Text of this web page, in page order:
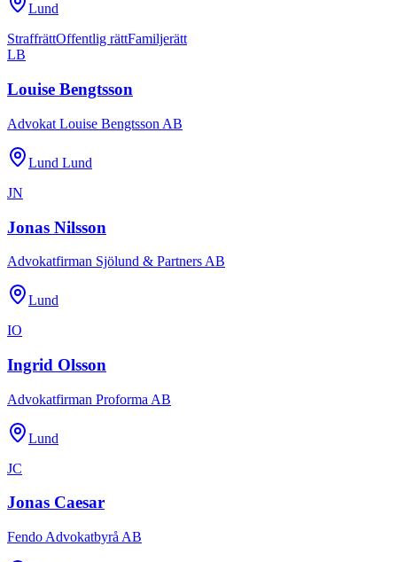
Lund
StraffrättOffentlig rättFamiljerätt
LB
Louise Bengtsson
Advokat Louise Bengtsson AB
Lund Lund
JN
Jonas Nilsson
Advokatfirman Sjölund & Partners AB
Lund
IO
Ingrid Olsson
Advokatfirman Proforma AB
Lund
JC
Jonas Caesar
Fendo Advokatbyrå AB